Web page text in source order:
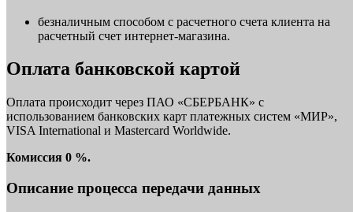
безналичным способом с расчетного счета клиента на
расчетный счет интернет-магазина.
Оплата банковской картой
Оплата происходит через ПАО «СБЕРБАНК» с
использованием банковских карт платежных систем «МИР»,
VISA International и Mastercard Worldwide.
Комиссия 0 %.
Описание процесса передачи данных